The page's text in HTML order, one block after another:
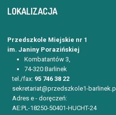
LOKALIZACJA
Przedszkole Miejskie nr 1
im. Janiny Porazińskiej
Kombatantów 3,
74-320 Barlinek
tel./fax: 95 746 38 22
sekretariat@przedszkole1-barlinek.pl
Adres e - doręczeń:
AE:PL-18250-50401-HUCHT-24